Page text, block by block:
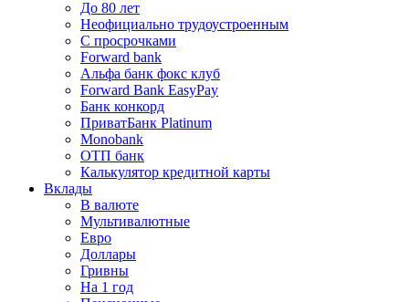
До 80 лет
Неофициально трудоустроенным
С просрочками
Forward bank
Альфа банк фокс клуб
Forward Bank EasyPay
Банк конкорд
ПриватБанк Platinum
Monobank
ОТП банк
Калькулятор кредитной карты
Вклады
В валюте
Мультивалютные
Евро
Доллары
Гривны
На 1 год